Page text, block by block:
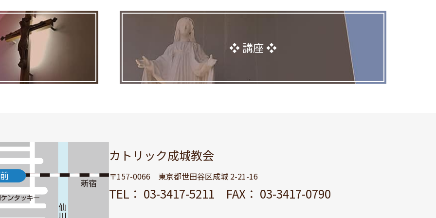
講座
カトリック成城教会
〒157-0066 東京都世田谷区成城 2-21-16
TEL： 03-3417-5211 FAX： 03-3417-0790